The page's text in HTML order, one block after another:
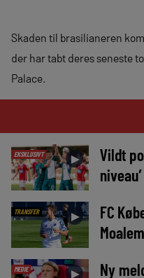
Skaden til brasilianeren
der har tabt deres seneste
Palace.
EKSKLUSIVT ►
Vildt
niveau’
TRANSFER ►
FC
Moalem
MEDIE ►
Ny